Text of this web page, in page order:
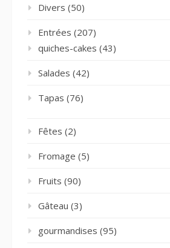
Divers (50)
Entrées (207)
quiches-cakes (43)
Salades (42)
Tapas (76)
Fêtes (2)
Fromage (5)
Fruits (90)
Gâteau (3)
gourmandises (95)